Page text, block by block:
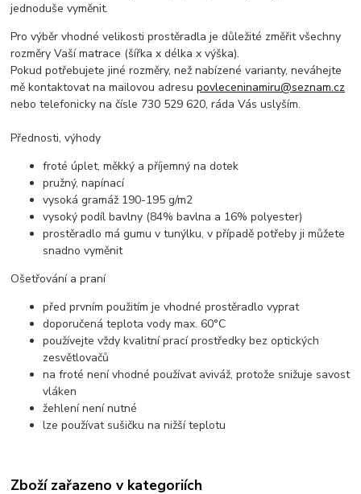
jednoduše vyměnit.
Pro výběr vhodné velikosti prostěradla je důležité změřit všechny
rozměry Vaší matrace (šířka x délka x výška).
Pokud potřebujete jiné rozměry, než nabízené varianty, neváhejte
mě kontaktovat na mailovou adresupovleceninamiru@seznam.cz
nebo telefonicky na čísle 730 529 620, ráda Vás uslyším.
Přednosti, výhody
froté úplet, měkký a příjemný na dotek
pružný, napínací
vysoká gramáž 190-195 g/m2
vysoký podíl bavlny (84% bavlna a 16% polyester)
prostěradlo má gumu v tunýlku, v případě potřeby ji můžete
snadno vyměnit
Ošetřování a praní
před prvním použitím je vhodné prostěradlo vyprat
doporučená teplota vody max. 60°C
používejte vždy kvalitní prací prostředky bez optických
zesvětlovačů
na froté není vhodné používat aviváž, protože snižuje savost
vláken
žehlení není nutné
lze používat sušičku na nižší teplotu
Zboží zařazeno v kategoriích